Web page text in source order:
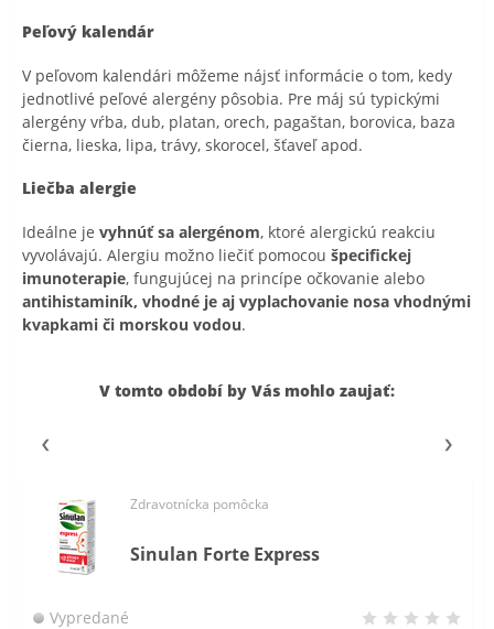
Peľový kalendár
V peľovom kalendári môžeme nájsť informácie o tom, kedy
jednotlivé peľové alergény pôsobia. Pre máj sú typickými
alergény vŕba, dub, platan, orech, pagaštan, borovica, baza
čierna, lieska, lipa, trávy, skorocel, šťaveľ apod.
Liečba alergie
Ideálne je vyhnúť sa alergénom, ktoré alergickú reakciu
vyvolávajú. Alergiu možno liečiť pomocou špecifickej
imunoterapie, fungujúcej na princípe očkovanie alebo
antihistaminík, vhodné je aj vyplachovanie nosa vhodnými
kvapkami či morskou vodou.
V tomto období by Vás mohlo zaujať:
Zdravotnícka pomôcka
Sinulan Forte Express
Vypredané